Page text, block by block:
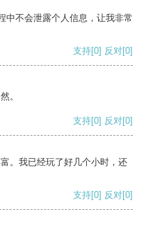
中不会泄露个人信息，让我非常
支持[0] 反对[0]
。
支持[0] 反对[0]
。我已经玩了好几个小时，还
支持[0] 反对[0]